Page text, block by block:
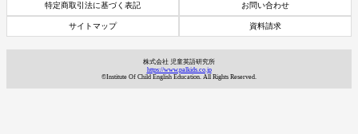
特定商取引法に基づく表記 お問い合わせ
サイトマップ 資料請求
株式会社 児童英語研究所
https://www.palkids.co.jp
©Institute Of Child English Education. All Rights Reserved.